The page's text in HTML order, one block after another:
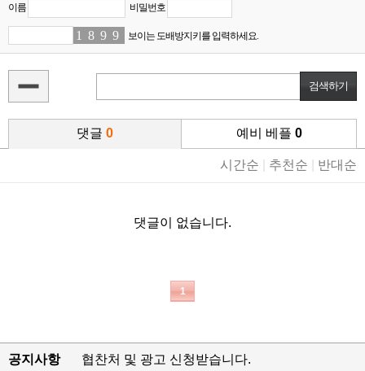
이름 비밀번호
1 85 94 95 보이는 도배방지키를 입력하세요.
댓글 0 예비 베플 0
시간순 추천순 반대순
댓글이 없습니다.
1
공지사항 협찬처 및 광고 신청받습니다.